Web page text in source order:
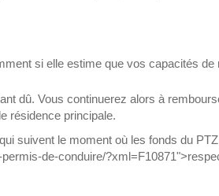
si elle estime que vos capacités
dû. Vous continuerez alors à
résidence principale.
suivent le moment où les fonds du
de-conduire/